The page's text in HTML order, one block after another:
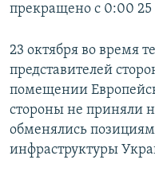
прекращено с 0:00 25
23 октября во время
представителей
помещении
стороны не приняли
обменялись
инфраструктуры